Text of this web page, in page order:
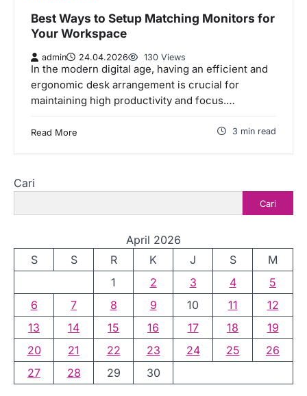
Best Ways to Setup Matching Monitors for
Your Workspace
admin 24.04.2026 130 Views
In the modern digital age, having an efficient and
ergonomic desk arrangement is crucial for
maintaining high productivity and focus.…
Read More 3 min read
Cari
Cari
April 2026
S
S R K J S
M
1
2 3 4
5
6
7 8 9 10 11
12
13
14 15 16 17 18
19
20
21 22 23 24 25
26
27
28 29 30